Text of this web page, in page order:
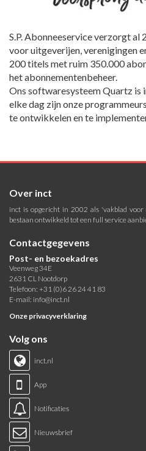
S.P. Abonneeservice verzorgt
voor uitgeverijen, verenigingen
200 titels met ruim 350.000
het abonnementenbeheer.
Ons softwaresysteem Quartz is
elke dag zijn onze
te ontwikkelen en te
Over inct
inct is opgericht in 2002 als 'vakblad
bestaan ontwikkeld tot een full service
Contactgegevens
Post- en bezoekadres
Veenweg 34E
2631 CL Nootdorp
Telefoon: +31 (0)6 26 24 41 83
E-mail: info@inct.nl
Onze privacyverklaring
Volg ons
inct.nl
App
Notificaties
Nieuwsbrief